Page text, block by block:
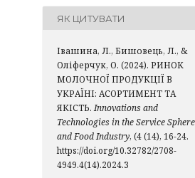
ЯК ЦИТУВАТИ
Івашина, Л., Бишовець, Л., &
Оліферчук, О. (2024). РИНОК
МОЛОЧНОЇ ПРОДУКЦІЇ В
УКРАЇНІ: АСОРТИМЕНТ ТА
ЯКІСТЬ.Innovations and
Technologies in the Service Sphere
and Food Industry, (4 (14), 16-24.
https://doi.org/10.32782/2708-
4949.4(14).2024.3